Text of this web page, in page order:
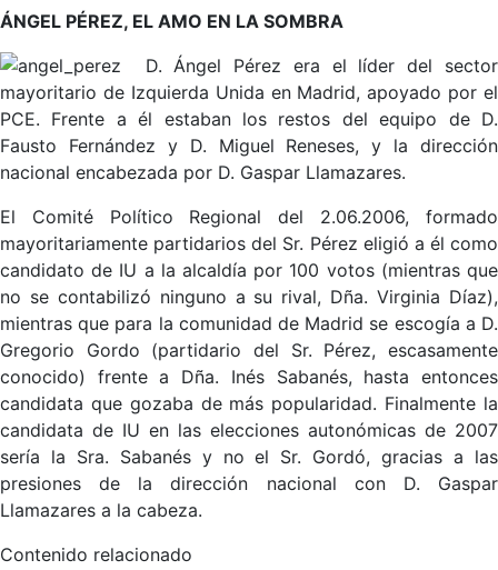
ÁNGEL PÉREZ, EL AMO EN LA SOMBRA
D. Ángel Pérez era el líder del sector
mayoritario de Izquierda Unida en Madrid, apoyado por el
PCE. Frente a él estaban los restos del equipo de D.
Fausto Fernández y D. Miguel Reneses, y la dirección
nacional encabezada por D. Gaspar Llamazares.
El Comité Político Regional del 2.06.2006, formado
mayoritariamente partidarios del Sr. Pérez eligió a él como
candidato de IU a la alcaldía por 100 votos (mientras que
no se contabilizó ninguno a su rival, Dña. Virginia Díaz),
mientras que para la comunidad de Madrid se escogía a D.
Gregorio Gordo (partidario del Sr. Pérez, escasamente
conocido) frente a Dña. Inés Sabanés, hasta entonces
candidata que gozaba de más popularidad. Finalmente la
candidata de IU en las elecciones autonómicas de 2007
sería la Sra. Sabanés y no el Sr. Gordó, gracias a las
presiones de la dirección nacional con D. Gaspar
Llamazares a la cabeza.
Contenido relacionado